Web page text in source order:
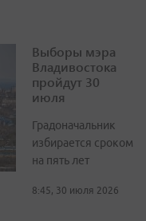
Выборы мэра
Владивостока
пройдут 30
июля
Градоначальник
избирается сроком
на пять лет
8:45, 30 июля 2026